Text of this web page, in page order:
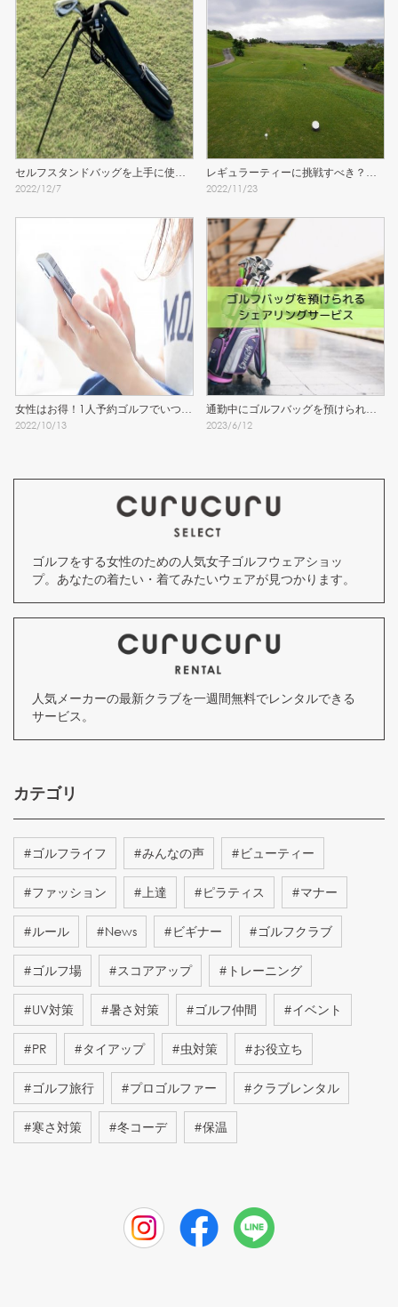
セルフスタンドバッグを上手に使う
ために知っておきたい注意点
2022/12/7
レギュラーティーに挑戦すべき？女
子のティーグラウンド問題
2022/11/23
女性はお得！1人予約ゴルフでいつで
もラウンド！
2022/10/13
通勤中にゴルフバッグを預けられる
シェアリングサービスを発見！
2023/6/12
ゴルフをする女性のための人気女子ゴルフウェアショッ
プ。あなたの着たい・着てみたいウェアが見つかります。
人気メーカーの最新クラブを一週間無料でレンタルできる
サービス。
カテゴリ
#ゴルフライフ #みんなの声 #ビューティー
#ファッション #上達 #ピラティス #マナー
#ルール #News #ビギナー #ゴルフクラブ
#ゴルフ場 #スコアアップ # トレーニング
#UV対策 #暑さ対策 #ゴルフ仲間 #イベント
#PR #タイアップ #虫対策 #お役立ち
#ゴルフ旅行 #プロゴルファー #クラブレンタル
#寒さ対策 #冬コーデ #保温